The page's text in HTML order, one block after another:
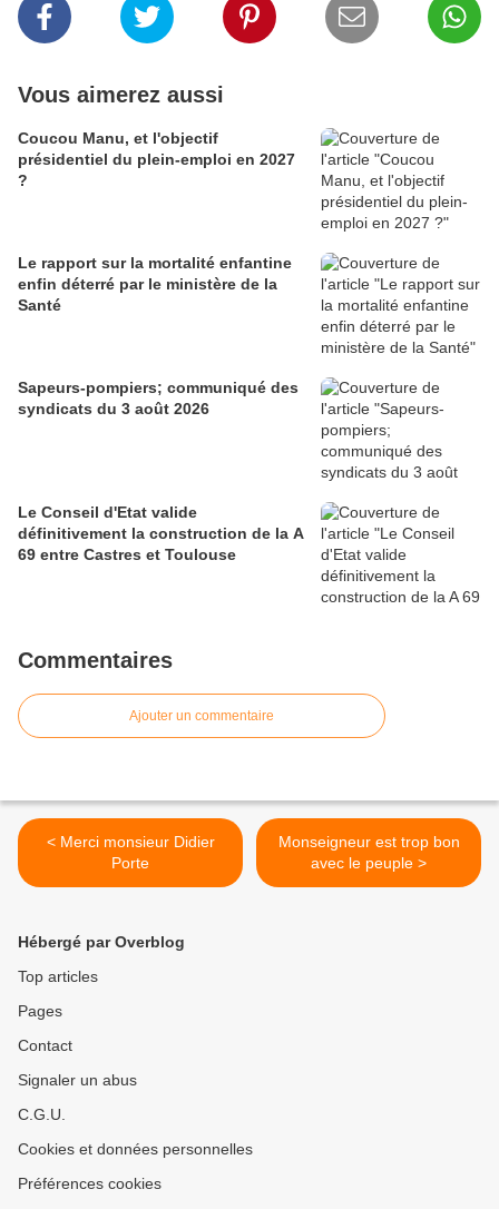
Vous aimerez aussi
Coucou Manu, et l'objectif
présidentiel du plein-emploi en 2027
?
Le rapport sur la mortalité enfantine
enfin déterré par le ministère de la
Santé
Sapeurs-pompiers; communiqué des
syndicats du 3 août 2026
Le Conseil d'Etat valide
définitivement la construction de la A
69 entre Castres et Toulouse
Commentaires
Ajouter un commentaire
< Merci monsieur Didier
Porte
Monseigneur est trop bon
avec le peuple >
Hébergé par Overblog
Top articles
Pages
Contact
Signaler un abus
C.G.U.
Cookies et données personnelles
Préférences cookies